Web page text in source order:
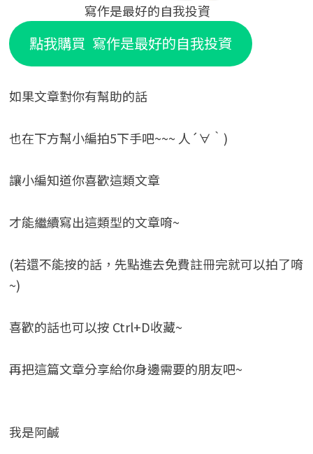
寫作是最好的自我投資
點我購買 寫作是最好的自我投資
如果文章對你有幫助的話
也在下方幫小編拍5下手吧~~~ 人´∀｀)
讓小編知道你喜歡這類文章
才能繼續寫出這類型的文章唷~
(若還不能按的話，先點進去免費註冊完就可以拍了唷
~)
喜歡的話也可以按 Ctrl+D收藏~
再把這篇文章分享給你身邊需要的朋友吧~
我是阿鹹